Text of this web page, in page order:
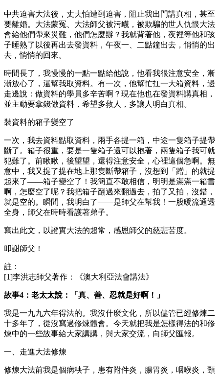
中共迫害大法後，丈夫怕遭到迫害，阻止我出門講真相，甚至
要離婚。大法蒙冤、大法師父被污衊，被欺騙的世人仇恨大法
會給他們帶來災難，他們怎麼辦？我就背著他，夜裡等他和孩
子睡熟了以後再出去發資料，午夜一、二點鐘出去，悄悄的出
去，悄悄的回來。
時間長了，我慢慢的一點一點給他說，他看我很注意安全，漸
漸放心了，還幫我取資料。有一次，他幫忙扛一大箱資料，邊
走邊說：做資料的學員多辛苦啊？現在他也在發資料講真相，
並主動要拿錢做資料，希望多救人，多讓人明白真相。
裝資料的箱子變空了
一次，我去資料點取資料，兩手各提一箱，中途一隻箱子提帶
斷了。箱子很重，要是一隻箱子還可以抱著，兩隻箱子我可就
犯難了。前瞅瞅，後望望，還得注意安全，心裡這個急啊。無
意中，我又提了提在地上那隻斷帶箱子，沒想到「蹭」的就提
起來了——箱子變空了！我簡直不敢相信，明明是滿滿一箱書
啊，怎麼空了呢？我把箱子翻過來翻過去，拍了又拍，沒錯，
就是空的。瞬間，我明白了——是師父在幫我！一股暖流通透
全身，師父在時時看護著弟子。
寫出此文，以證實大法的超常，感恩師父的慈悲苦度。
叩謝師父！
註：
[1]李洪志師父著作：《澳大利亞法會講法》
故事4：老太太說：「真、善、忍就是好啊！」
我是一九九六年得法的。我沒什麼文化，所以儘管已經修煉二
十多年了，從沒寫過修煉體會。今天就把我是怎樣得法的和修
煉中的一些故事給大家講講，與大家交流，向師父匯報。
一、走進大法修煉
修煉大法前我是個病秧子，患有附件炎，腸胃炎，咽喉炎，頸